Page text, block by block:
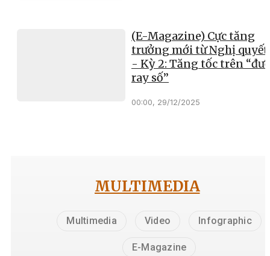
(E-Magazine) Cực tăng
trưởng mới từ Nghị quyết
- Kỳ 2: Tăng tốc trên
ray số”
00:00, 29/12/2025
MULTIMEDIA
Multimedia Video Infographic
E-Magazine